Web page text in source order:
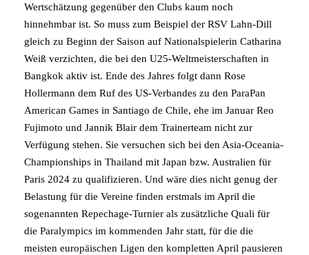
Wertschätzung gegenüber den Clubs kaum noch
hinnehmbar ist. So muss zum Beispiel der RSV Lahn-Dill
gleich zu Beginn der Saison auf Nationalspielerin Catharina
Weiß verzichten, die bei den U25-Weltmeisterschaften in
Bangkok aktiv ist. Ende des Jahres folgt dann Rose
Hollermann dem Ruf des US-Verbandes zu den ParaPan
American Games in Santiago de Chile, ehe im Januar Reo
Fujimoto und Jannik Blair dem Trainerteam nicht zur
Verfügung stehen. Sie versuchen sich bei den Asia-Oceania-
Championships in Thailand mit Japan bzw. Australien für
Paris 2024 zu qualifizieren. Und wäre dies nicht genug der
Belastung für die Vereine finden erstmals im April die
sogenannten Repechage-Turnier als zusätzliche Quali für
die Paralympics im kommenden Jahr statt, für die die
meisten europäischen Ligen den kompletten April pausieren